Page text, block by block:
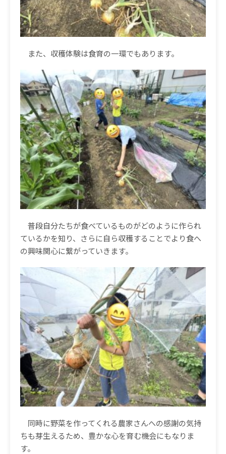
また、収穫体験は食育の一環でもあります。
普段自分たちが食べているものがどのように作られ
ているかを知り、さらに自ら収穫することでより食へ
の興味関心に繋がっていきます。
同時に野菜を作ってくれる農家さんへの感謝の気持
ちも芽生えるため、豊かな心を育む機会にもなりま
す。